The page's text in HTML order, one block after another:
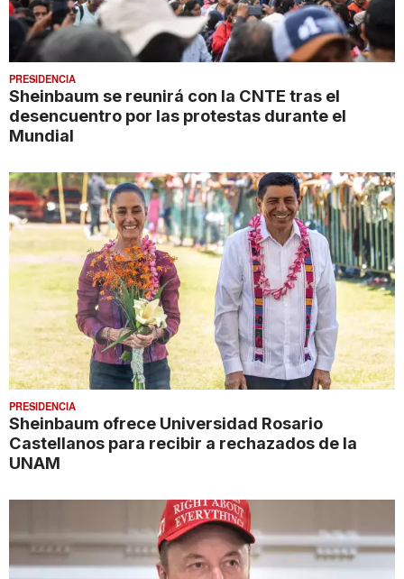
PRESIDENCIA
Sheinbaum se reunirá con la CNTE tras el
desencuentro por las protestas durante el
Mundial
PRESIDENCIA
Sheinbaum ofrece Universidad Rosario
Castellanos para recibir a rechazados de la
UNAM